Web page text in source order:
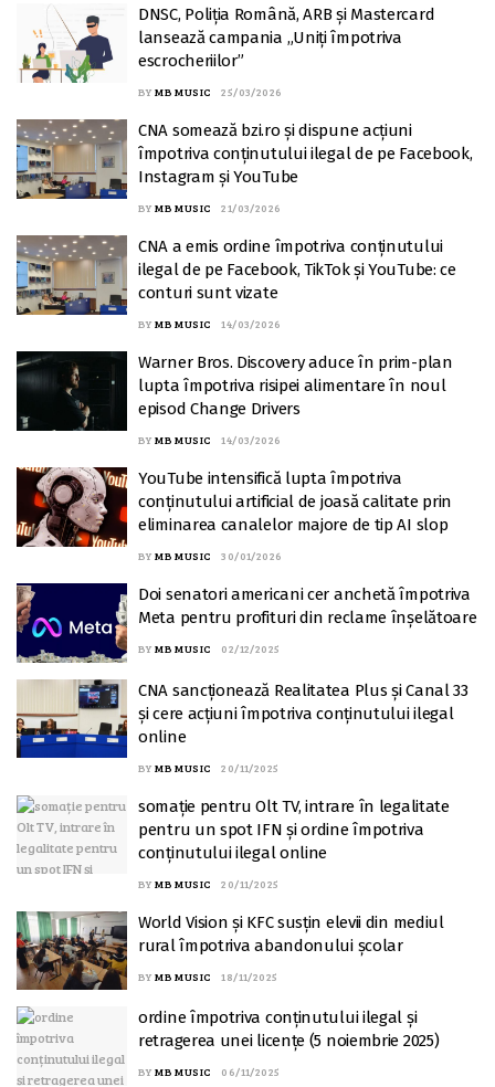
DNSC, Poliția Română, ARB și Mastercard
lansează campania „Uniți împotriva
escrocheriilor”
BY MB MUSIC 25/03/2026
CNA somează bzi.ro și dispune acțiuni
împotriva conținutului ilegal de pe Facebook,
Instagram și YouTube
BY MB MUSIC 21/03/2026
CNA a emis ordine împotriva conținutului
ilegal de pe Facebook, TikTok și YouTube: ce
conturi sunt vizate
BY MB MUSIC 14/03/2026
Warner Bros. Discovery aduce în prim-plan
lupta împotriva risipei alimentare în noul
episod Change Drivers
BY MB MUSIC 14/03/2026
YouTube intensifică lupta împotriva
conținutului artificial de joasă calitate prin
eliminarea canalelor majore de tip AI slop
BY MB MUSIC 30/01/2026
Doi senatori americani cer anchetă împotriva
Meta pentru profituri din reclame înșelătoare
BY MB MUSIC 02/12/2025
CNA sancționează Realitatea Plus și Canal 33
și cere acțiuni împotriva conținutului ilegal
online
BY MB MUSIC 20/11/2025
somație pentru Olt TV, intrare în legalitate
pentru un spot IFN și ordine împotriva
conținutului ilegal online
BY MB MUSIC 20/11/2025
World Vision și KFC susțin elevii din mediul
rural împotriva abandonului școlar
BY MB MUSIC 18/11/2025
ordine împotriva conținutului ilegal și
retragerea unei licențe (5 noiembrie 2025)
BY MB MUSIC 06/11/2025